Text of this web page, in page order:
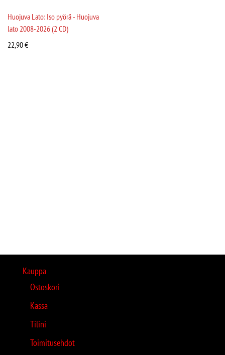
Huojuva Lato: Iso pyörä - Huojuva
lato 2008-2026 (2 CD)
22,90€
Kauppa
Ostoskori
Kassa
Tilini
Toimitusehdot